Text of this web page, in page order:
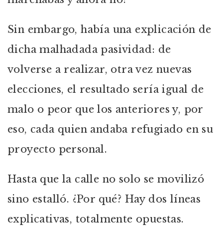
Sin embargo, había una explicación de
dicha malhadada pasividad: de
volverse a realizar, otra vez nuevas
elecciones, el resultado sería igual de
malo o peor que los anteriores y, por
eso, cada quien andaba refugiado en su
proyecto personal.
Hasta que la calle no solo se movilizó
sino estalló. ¿Por qué? Hay dos líneas
explicativas, totalmente opuestas.